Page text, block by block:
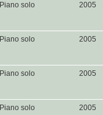
Piano solo 2005
Piano solo 2005
Piano solo 2005
Piano solo 2005